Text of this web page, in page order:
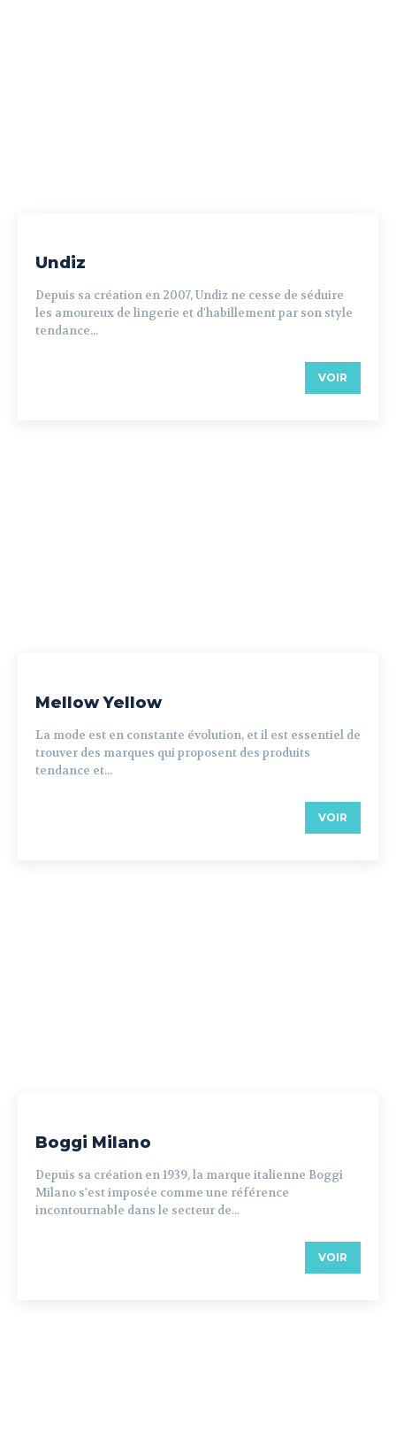
Undiz
Depuis sa création en 2007, Undiz ne cesse de séduire
les amoureux de lingerie et d'habillement par son style
tendance...
VOIR
Mellow Yellow
La mode est en constante évolution, et il est essentiel de
trouver des marques qui proposent des produits
tendance et...
VOIR
Boggi Milano
Depuis sa création en 1939, la marque italienne Boggi
Milano s'est imposée comme une référence
incontournable dans le secteur de...
VOIR